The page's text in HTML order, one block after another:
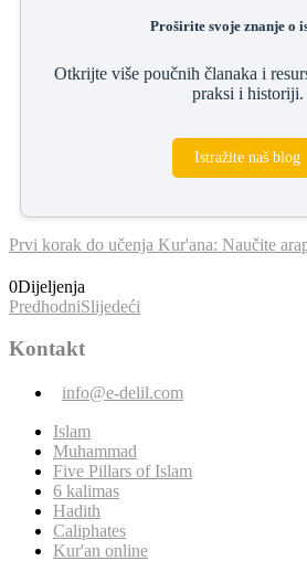
Proširite svoje znanje o
Otkrijte više poučnih članaka i
praksi i historiji.
Istražite naš blog
Prvi korak do učenja Kur'ana: Naučite
0Dijeljenja
PredhodniSlijedeći
Kontakt
info@e-delil.com
Islam
Muhammad
Five Pillars of Islam
6 kalimas
Hadith
Caliphates
Kur'an online